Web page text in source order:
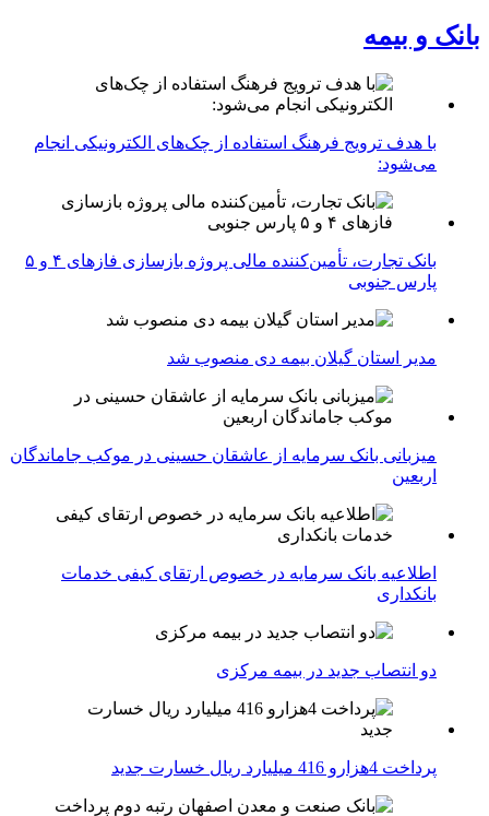
بانک و بیمه
با هدف ترویج فرهنگ استفاده از چک‌های الکترونیکی انجام
می‌شود:
بانک تجارت، تأمین‌کننده مالی پروژه بازسازی فازهای ۴ و ۵
پارس جنوبی
مدیر استان گیلان بیمه دی منصوب شد
میزبانی بانک سرمایه از عاشقان حسینی در موکب جاماندگان
اربعین
اطلاعیه بانک سرمایه در خصوص ارتقای کیفی خدمات
بانکداری
دو انتصاب جدید در بیمه مركزی
پرداخت 4هزارو 416 میلیارد ریال خسارت جدید